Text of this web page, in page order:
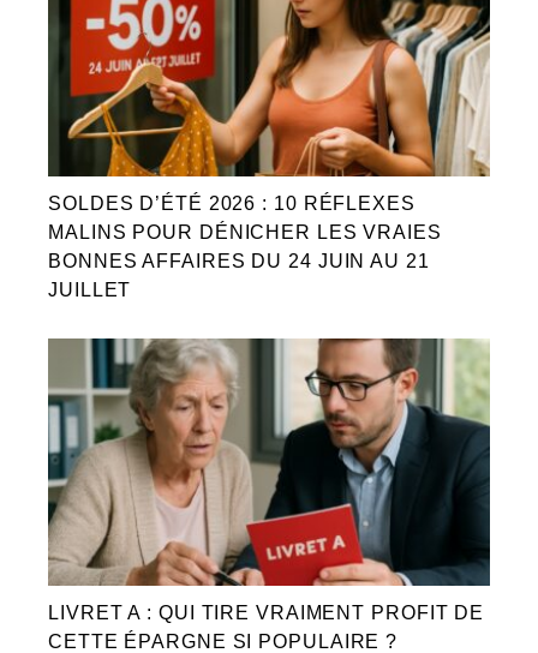
SOLDES D’ÉTÉ 2026 : 10 RÉFLEXES
MALINS POUR DÉNICHER LES VRAIES
BONNES AFFAIRES DU 24 JUIN AU 21
JUILLET
LIVRET A : QUI TIRE VRAIMENT PROFIT DE
CETTE ÉPARGNE SI POPULAIRE ?